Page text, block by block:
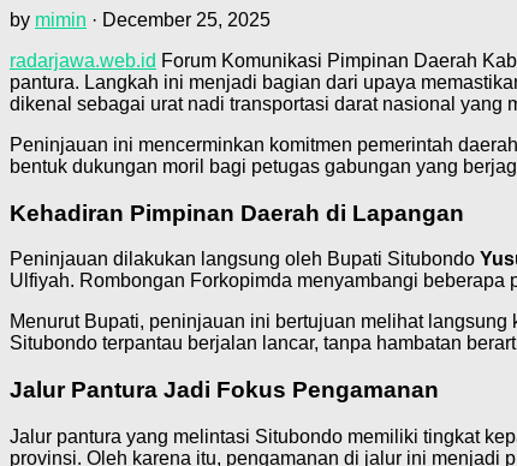
by mimin · December 25, 2025
radarjawa.web.id Forum Komunikasi Pimpinan Daerah
pantura. Langkah ini menjadi bagian dari upaya
dikenal sebagai urat nadi transportasi darat nasional yang
Peninjauan ini mencerminkan komitmen pemerintah
bentuk dukungan moril bagi petugas gabungan yang
Kehadiran Pimpinan Daerah di Lapangan
Peninjauan dilakukan langsung oleh Bupati Situbondo
Ulfiyah. Rombongan Forkopimda menyambangi
Menurut Bupati, peninjauan ini bertujuan melihat
Situbondo terpantau berjalan lancar, tanpa hambatan
Jalur Pantura Jadi Fokus Pengamanan
Jalur pantura yang melintasi Situbondo memiliki tingkat
provinsi. Oleh karena itu, pengamanan di jalur ini menjadi